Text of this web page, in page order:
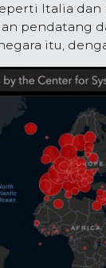
Italia
pendatang
itu,